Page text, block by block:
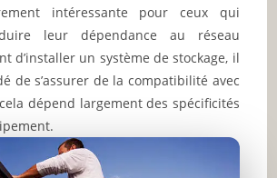
intéressante pour ceux qui
leur dépendance au réseau
d’installer un système de stockage, il
de s’assurer de la compatibilité avec
dépend largement des spécificités